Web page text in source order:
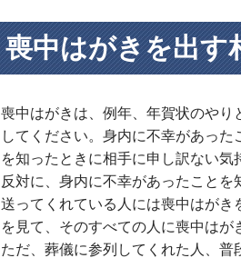
喪中はがきを出す
喪中はがきは、例年、年賀状のやり
してください。身内に不幸があっ
を知ったときに相手に申し訳ない気
反対に、身内に不幸があったこと
送ってくれている人には喪中はが
を見て、そのすべての人に喪中はが
ただ、葬儀に参列してくれた人、